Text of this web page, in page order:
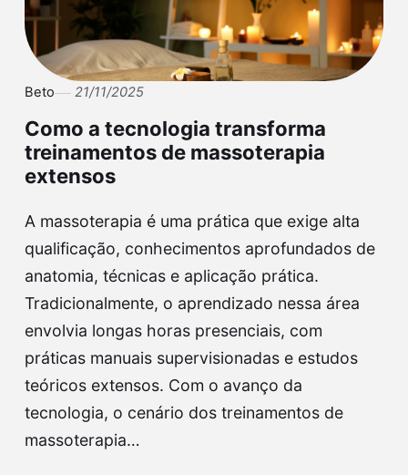
Beto 21/11/2025
Como a tecnologia transforma
treinamentos de massoterapia
extensos
A massoterapia é uma prática que exige alta
qualificação, conhecimentos aprofundados de
anatomia, técnicas e aplicação prática.
Tradicionalmente, o aprendizado nessa área
envolvia longas horas presenciais, com
práticas manuais supervisionadas e estudos
teóricos extensos. Com o avanço da
tecnologia, o cenário dos treinamentos de
massoterapia…